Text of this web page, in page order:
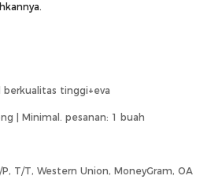
berkualitas tinggi+eva
| Minimal. pesanan: 1 buah
P, T/T, Western Union, MoneyGram, OA